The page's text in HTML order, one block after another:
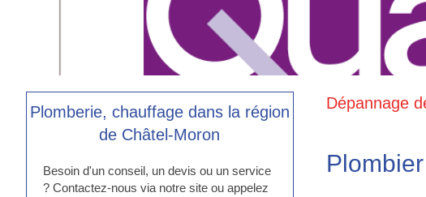
Dépannage
Plomberie, chauffage dans la région
de Châtel-Moron
Besoin d'un conseil, un devis ou un service
? Contactez-nous via notre site ou appelez